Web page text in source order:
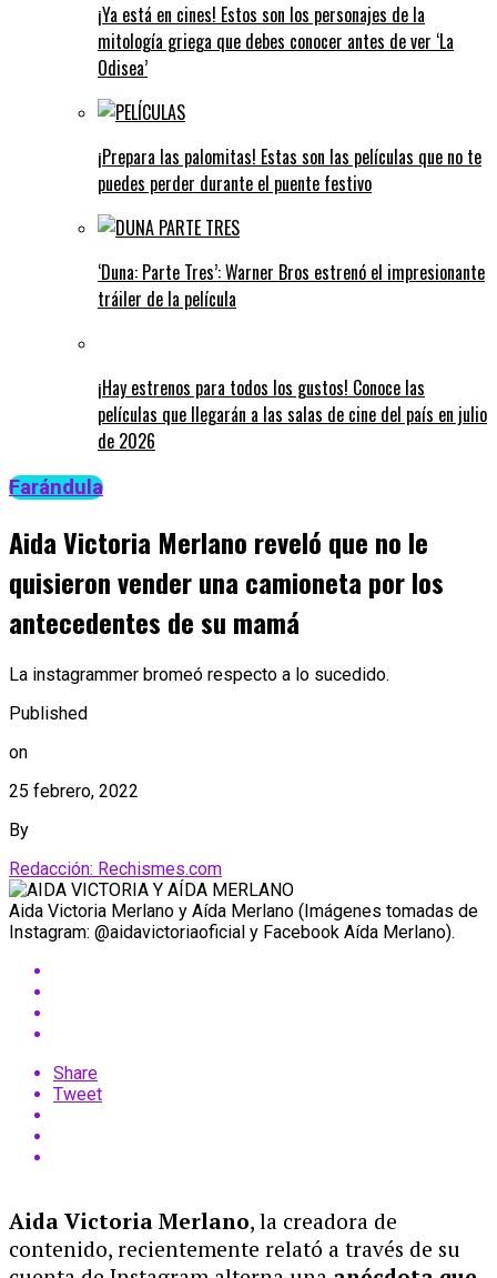
¡Ya está en cines! Estos son los personajes de la
mitología griega que debes conocer antes de ver ‘La
Odisea’
¡Prepara las palomitas! Estas son las películas que no te
puedes perder durante el puente festivo
‘Duna: Parte Tres’: Warner Bros estrenó el impresionante
tráiler de la película
¡Hay estrenos para todos los gustos! Conoce las
películas que llegarán a las salas de cine del país en julio
de 2026
Farándula
Aida Victoria Merlano reveló que no le
quisieron vender una camioneta por los
antecedentes de su mamá
La instagrammer bromeó respecto a lo sucedido.
Published
on
25 febrero, 2022
By
Redacción: Rechismes.com
Aida Victoria Merlano y Aída Merlano (Imágenes tomadas de
Instagram: @aidavictoriaoficial y Facebook Aída Merlano).
Share
Tweet
Aida Victoria Merlano, la creadora de
contenido, recientemente relató a través de su